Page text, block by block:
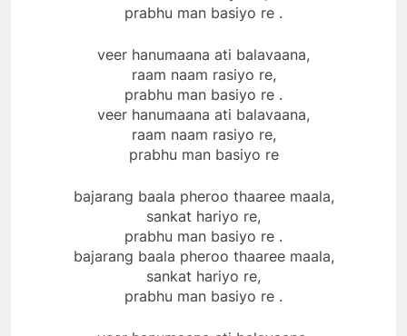
prabhu man basiyo re .
veer hanumaana ati balavaana,
raam naam rasiyo re,
prabhu man basiyo re .
veer hanumaana ati balavaana,
raam naam rasiyo re,
prabhu man basiyo re
bajarang baala pheroo thaaree maala,
sankat hariyo re,
prabhu man basiyo re .
bajarang baala pheroo thaaree maala,
sankat hariyo re,
prabhu man basiyo re .